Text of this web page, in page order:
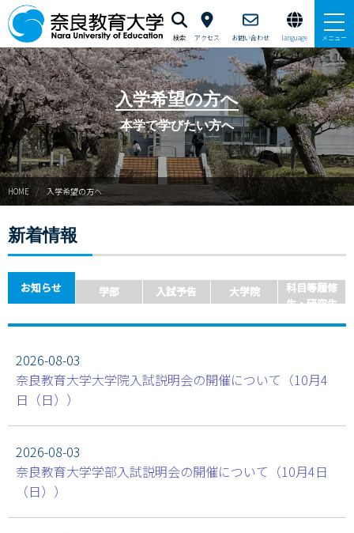
検索 アクセス お問い合わせ language メニュー
本学で学びたい方へ
在学生の方へ
卒業生・修了生の方、現職教員の方へ
自治体・企業の方へ
学部・大学院
進路・就職
教育・学生生活
入学希望の方へ
本学で学びたい方へ
HOME 入学希望の方へ
新着情報
お知らせ 学部 入試予告 大学院
科目等履修
生・研究生
2026-08-03
奈良教育大学大学院入試説明会の開催について（10月4
日（日））
2026-08-03
奈良教育大学学部入試説明会の開催について（10月4日
（日））